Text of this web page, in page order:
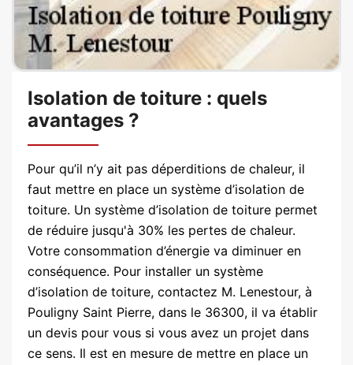
Isolation de toiture : quels
avantages ?
Pour qu’il n’y ait pas déperditions de chaleur, il
faut mettre en place un système d’isolation de
toiture. Un système d’isolation de toiture permet
de réduire jusqu'à 30% les pertes de chaleur.
Votre consommation d’énergie va diminuer en
conséquence. Pour installer un système
d’isolation de toiture, contactez M. Lenestour, à
Pouligny Saint Pierre, dans le 36300, il va établir
un devis pour vous si vous avez un projet dans
ce sens. Il est en mesure de mettre en place un